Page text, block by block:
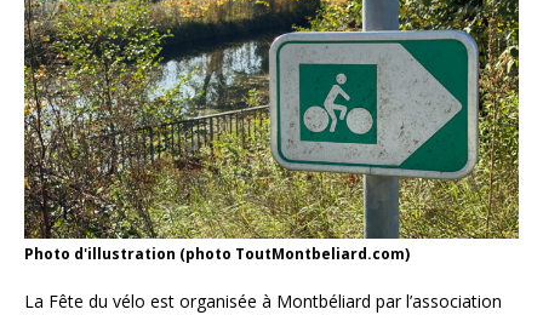
Photo d'illustration (photo ToutMontbeliard.com)
La Fête du vélo est organisée à Montbéliard par l’association